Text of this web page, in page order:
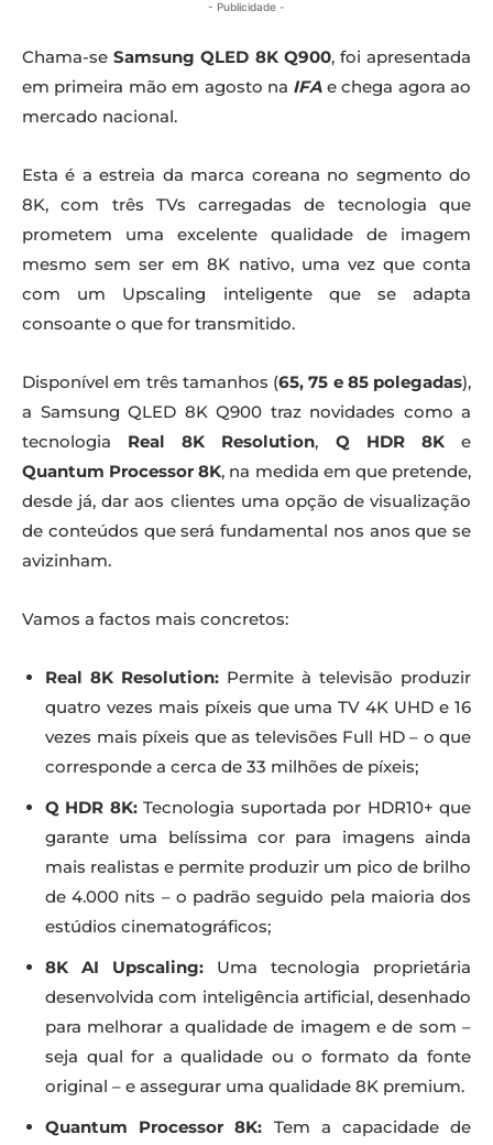
- Publicidade -
Chama-seSamsung QLED 8K Q900, foi apresentada
em primeira mão em agosto na IFAe chega agora ao
mercado nacional.
Esta é a estreia da marca coreana no segmento do
8K, com três TVs carregadas de tecnologia que
prometem uma excelente qualidade de imagem
mesmo sem ser em 8K nativo, uma vez que conta
com um Upscaling inteligente que se adapta
consoante o que for transmitido.
Disponível em três tamanhos (65, 75 e 85 polegadas),
a Samsung QLED 8K Q900 traz novidades como a
tecnologia Real 8K Resolution, Q HDR 8Ke
Quantum Processor 8K, na medida em que pretende,
desde já, dar aos clientes uma opção de visualização
de conteúdos que será fundamental nos anos que se
avizinham.
Vamos a factos mais concretos:
Real 8K Resolution: Permite à televisão produzir
quatro vezes mais píxeis que uma TV 4K UHD e 16
vezes mais píxeis que as televisões Full HD – o que
corresponde a cerca de 33 milhões de píxeis;
Q HDR 8K:Tecnologia suportada por HDR10+ que
garante uma belíssima cor para imagens ainda
mais realistas e permite produzir um pico de brilho
de 4.000 nits – o padrão seguido pela maioria dos
estúdios cinematográficos;
8K AI Upscaling: Uma tecnologia proprietária
desenvolvida com inteligência artificial, desenhado
para melhorar a qualidade de imagem e de som –
seja qual for a qualidade ou o formato da fonte
original – e assegurar uma qualidade 8K premium.
Quantum Processor 8K: Tem a capacidade de